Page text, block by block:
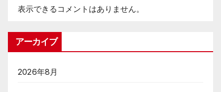
表示できるコメントはありません。
アーカイブ
2026年8月